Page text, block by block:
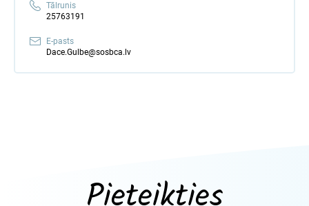
Tālrunis
25763191
E-pasts
Dace.Gulbe@sosbca.lv